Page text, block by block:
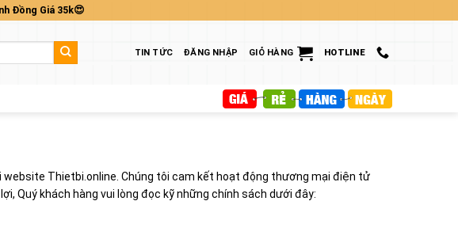
Đồng Giá 35k😍
TIN TỨC ĐĂNG NHẬP GIỎ HÀNG HOTLINE
Thietbi.online. Chúng tôi cam kết hoạt động thương mại điện tử
Quý khách hàng vui lòng đọc kỹ những chính sách dưới đây: